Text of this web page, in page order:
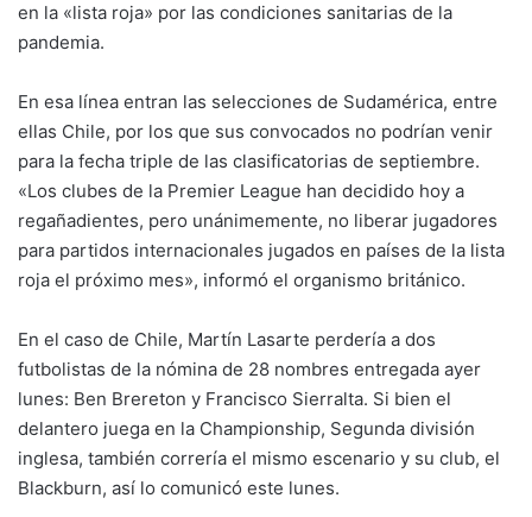
en la «lista roja» por las condiciones sanitarias de la
pandemia.
En esa línea entran las selecciones de Sudamérica, entre
ellas Chile, por los que sus convocados no podrían venir
para la fecha triple de las clasificatorias de septiembre.
«Los clubes de la Premier League han decidido hoy a
regañadientes, pero unánimemente, no liberar jugadores
para partidos internacionales jugados en países de la lista
roja el próximo mes», informó el organismo británico.
En el caso de Chile, Martín Lasarte perdería a dos
futbolistas de la nómina de 28 nombres entregada ayer
lunes: Ben Brereton y Francisco Sierralta. Si bien el
delantero juega en la Championship, Segunda división
inglesa, también correría el mismo escenario y su club, el
Blackburn, así lo comunicó este lunes.